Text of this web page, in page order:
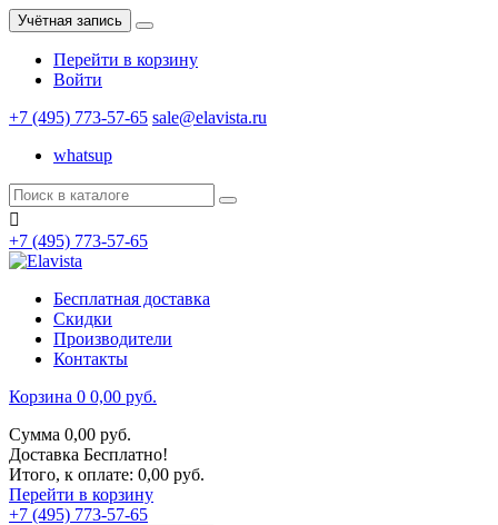
Учётная запись
Перейти в корзину
Войти
+7 (495) 773-57-65 sale@elavista.ru
whatsup

+7 (495) 773-57-65
Бесплатная доставка
Скидки
Производители
Контакты
Корзина 0 0,00 руб.
Сумма 0,00 руб.
Доставка Бесплатно!
Итого, к оплате: 0,00 руб.
Перейти в корзину
+7 (495) 773-57-65